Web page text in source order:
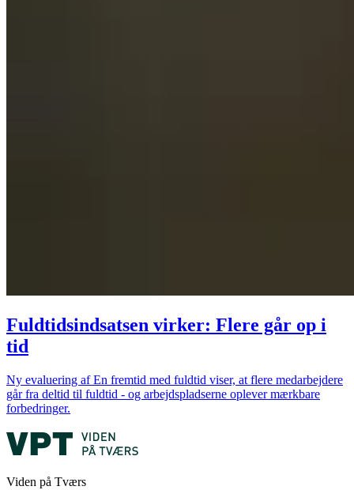
Fuldtidsindsatsen virker: Flere går op i
tid
Ny evaluering af En fremtid med fuldtid viser, at flere medarbejdere
går fra deltid til fuldtid - og arbejdspladserne oplever mærkbare
forbedringer.
Viden på Tværs